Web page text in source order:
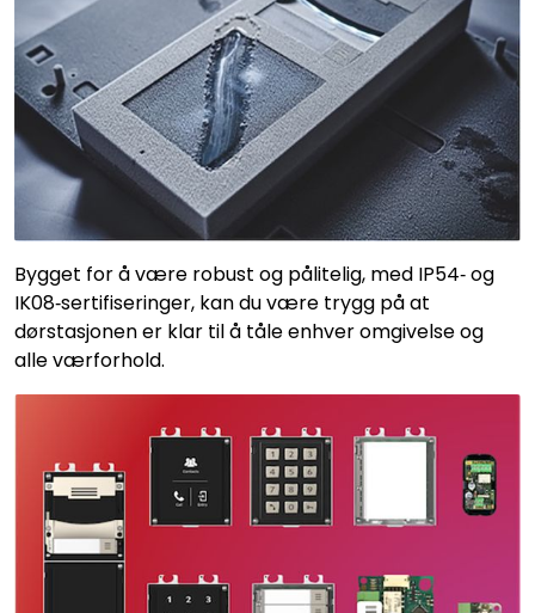
Bygget for å være robust og pålitelig, med IP54‑ og
IK08‑sertifiseringer, kan du være trygg på at
dørstasjonen er klar til å tåle enhver omgivelse og
alle værforhold.